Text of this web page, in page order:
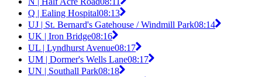
Q | Ealing Hospital08:13
UJ | St. Bernard's Gatehouse / Windmill Park08:14
UK | Iron Bridge08:16
UL | Lyndhurst Avenue08:17
UM | Dormer's Wells Lane08:17
UN | Southall Park08:18